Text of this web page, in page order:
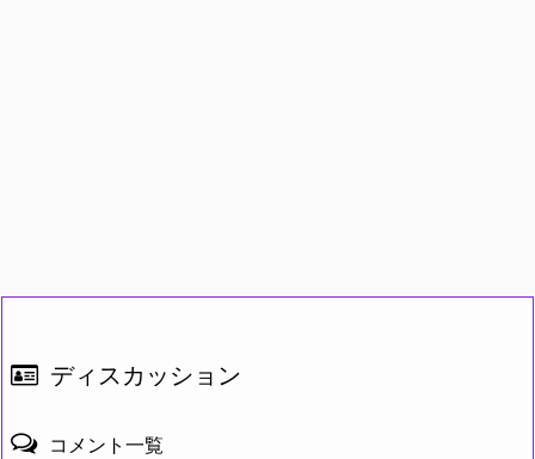
ディスカッション
コメント一覧